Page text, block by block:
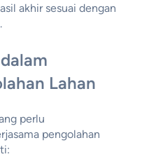
akhir sesuai dengan
Lahan
perlu
pengolahan